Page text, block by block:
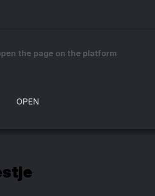
the page on the platform